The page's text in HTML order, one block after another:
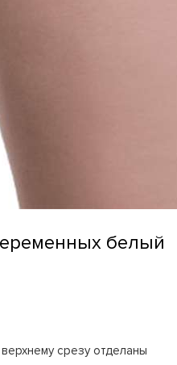
белый
срезу отделаны